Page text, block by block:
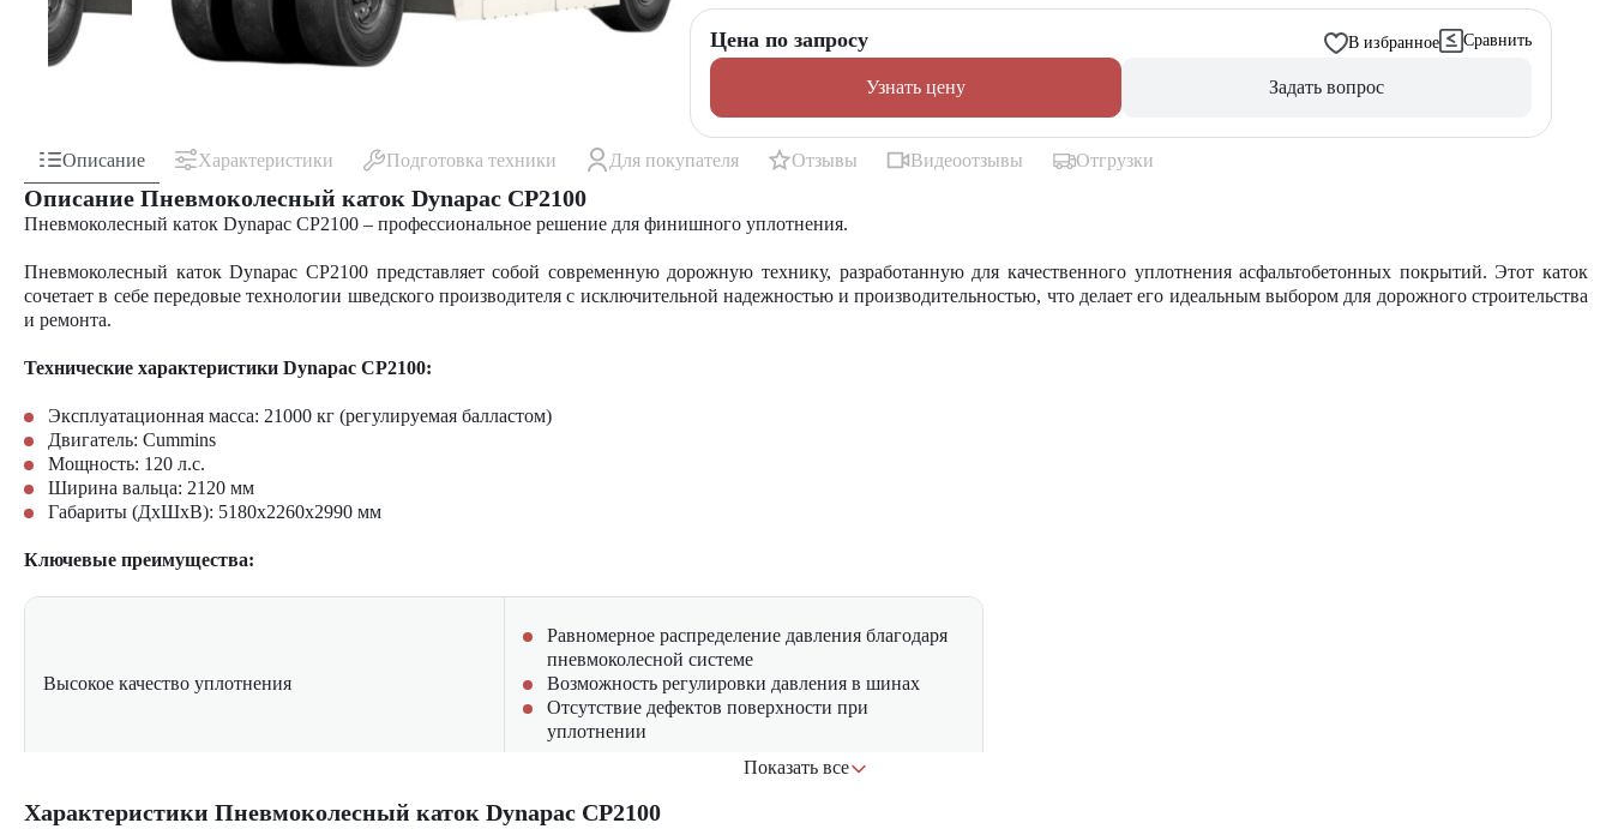
Цена по запросу В избранное Сравнить
Узнать цену Задать вопрос
Описание Характеристики Подготовка техники Для покупателя Отзывы Видеоотзывы Отгрузки
Описание Пневмоколесный каток Dynapac CP2100
Пневмоколесный каток Dynapac CP2100 – профессиональное решение для финишного уплотнения.
Пневмоколесный каток Dynapac CP2100 представляет собой современную дорожную технику, разработанную для качественного уплотнения асфальтобетонных покрытий. Этот каток
сочетает в себе передовые технологии шведского производителя с исключительной надежностью и производительностью, что делает его идеальным выбором для дорожного строительства
и ремонта.
Технические характеристики Dynapac CP2100:
Эксплуатационная масса: 21000 кг (регулируемая балластом)
Двигатель: Cummins
Мощность: 120 л.с.
Ширина вальца: 2120 мм
Габариты (ДхШхВ): 5180х2260х2990 мм
Ключевые преимущества:
Высокое качество уплотнения
Равномерное распределение давления благодаря
пневмоколесной системе
Возможность регулировки давления в шинах
Отсутствие дефектов поверхности при
уплотнении
Возможность работы с различными типами
Показать все
Характеристики Пневмоколесный каток Dynapac CP2100